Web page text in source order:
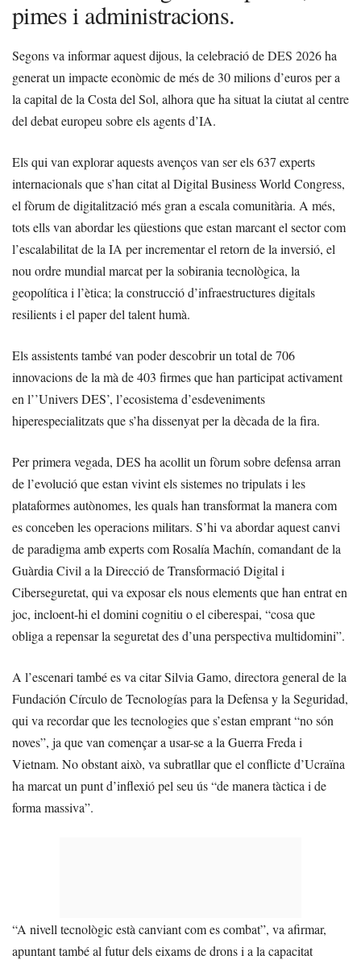
pimes i administracions.
Segons va informar aquest dijous, la celebració deDES 2026ha
generat un impacte econòmic de més de 30 milions d’euros per a
la capital de la Costa del Sol, alhora que ha situat la ciutat al centre
del debat europeu sobre els agents d’IA.
Els qui van explorar aquests avenços van ser els 637 experts
internacionals que s’han citat al Digital Business World Congress,
el fòrum de digitalització més gran a escala comunitària. A més,
tots ells van abordar les qüestions que estan marcant el sector com
l’escalabilitat de la IA per incrementar el retorn de la inversió, el
nou ordre mundial marcat per la sobirania tecnològica, la
geopolítica i l’ètica; la construcció d’infraestructures digitals
resilients i el paper del talent humà.
Els assistents també van poder descobrir un total de 706
innovacions de la mà de 403 firmes que han participat activament
en l’’Univers DES’, l’ecosistema d’esdeveniments
hiperespecialitzats que s’ha dissenyat per la dècada de la fira.
Per primera vegada, DES ha acollit un fòrum sobre defensa arran
de l’evolució que estan vivint els sistemes no tripulats i les
plataformes autònomes, les quals han transformat la manera com
es conceben les operacions militars. S’hi va abordar aquest canvi
de paradigma amb experts com Rosalía Machín, comandant de la
Guàrdia Civil a la Direcció de Transformació Digital i
Ciberseguretat, qui va exposar els nous elements que han entrat en
joc, incloent-hi el domini cognitiu o el ciberespai, “cosa que
obliga a repensar la seguretat des d’una perspectiva multidomini”.
A l’escenari també es va citar Silvia Gamo, directora general de la
Fundación Círculo de Tecnologías para la Defensa y la Seguridad,
qui va recordar que les tecnologies que s’estan emprant “no són
noves”, ja que van començar a usar-se a la Guerra Freda i
Vietnam. No obstant això, va subratllar que el conflicte d’Ucraïna
ha marcat un punt d’inflexió pel seu ús “de manera tàctica i de
forma massiva”.
“A nivell tecnològic està canviant com es combat”, va afirmar,
apuntant també al futur dels eixams de drons i a la capacitat